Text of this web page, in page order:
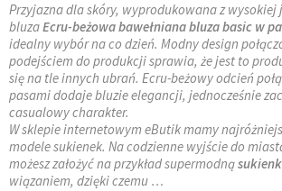
Przyjazna dla skóry, wyprodukowana z wysokiej
bluzaEcru-beżowa bawełniana bluza basic w
idealny wybór na co dzień. Modny design
podejściem do produkcji sprawia, że jest to
się na tle innych ubrań. Ecru-beżowy odcień
pasami dodaje bluzie elegancji, jednocześnie
casualowy charakter.
W sklepie internetowym eButik mamy
modele sukienek. Na codzienne wyjście do
możesz założyć na przykład supermodną
wiązaniem, dzięki czemu …